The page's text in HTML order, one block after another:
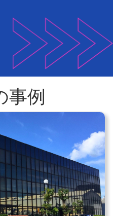
事例